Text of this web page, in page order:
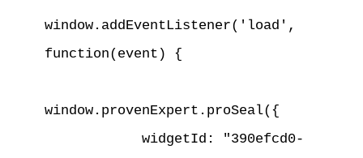
window.addEventListener('load',
function(event) {
window.provenExpert.proSeal({